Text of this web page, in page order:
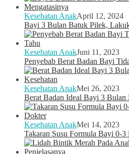
Kesehatan AnakApril 12, 2024
Bayi 3 Bulan Batuk Pilek,
Kesehatan AnakJuni 11, 2023
Penyebab Berat Badan Bayi
Kesehatan AnakMei 26, 2023
Berat Badan Ideal Bayi 3
Kesehatan AnakMei 14, 2023
Takaran Susu Formula Bayi 0-